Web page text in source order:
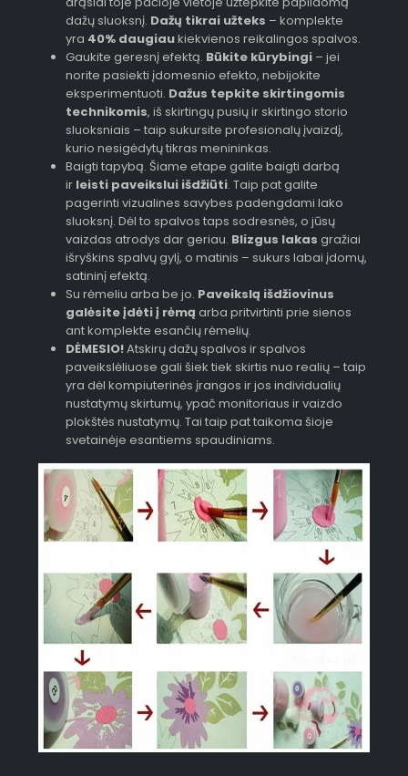
dažų sluoksnį. Dažų tikrai užteks – komplekte
yra 40% daugiaukiekvienos reikalingos spalvos.
Gaukite geresnį efektą. Būkite kūrybingi– jei
norite pasiekti įdomesnio efekto, nebijokite
eksperimentuoti. Dažus tepkite skirtingomis
technikomis, iš skirtingų pusių ir skirtingo storio
sluoksniais – taip sukursite profesionalų įvaizdį,
kurio nesigėdytų tikras menininkas.
Baigti tapybą. Šiame etape galite baigti darbą
ir leisti paveikslui išdžiūti. Taip pat galite
pagerinti vizualines savybes padengdami lako
sluoksnį. Dėl to spalvos taps sodresnės, o jūsų
vaizdas atrodys dar geriau. Blizgus lakas gražiai
išryškins spalvų gylį, o matinis – sukurs labai įdomų,
satininį efektą.
Su rėmeliu arba be jo. Paveikslą išdžiovinus
galėsite įdėti į rėmą arba pritvirtinti prie sienos
ant komplekte esančių rėmelių.
DĖMESIO!Atskirų dažų spalvos ir spalvos
paveikslėliuose gali šiek tiek skirtis nuo realių – taip
yra dėl kompiuterinės įrangos ir jos individualių
nustatymų skirtumų, ypač monitoriaus ir vaizdo
plokštės nustatymų. Tai taip pat taikoma šioje
svetainėje esantiems spaudiniams.